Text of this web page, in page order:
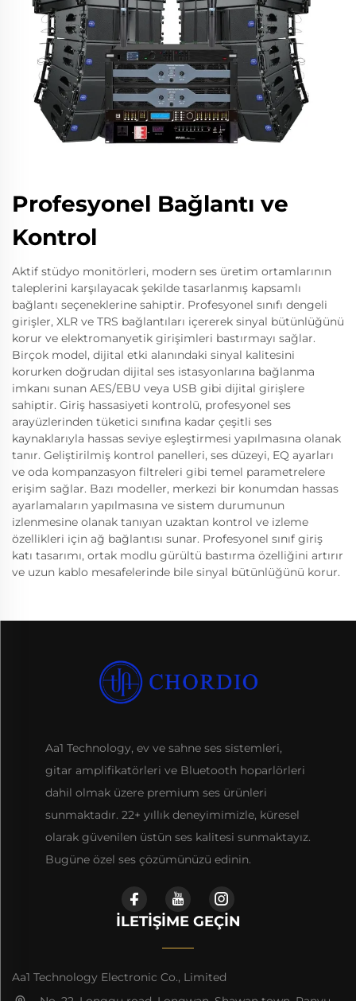
Profesyonel Bağlantı ve
Kontrol
Aktif stüdyo monitörleri, modern ses üretim ortamlarının
taleplerini karşılayacak şekilde tasarlanmış kapsamlı
bağlantı seçeneklerine sahiptir. Profesyonel sınıfı dengeli
girişler, XLR ve TRS bağlantıları içererek sinyal bütünlüğünü
korur ve elektromanyetik girişimleri bastırmayı sağlar.
Birçok model, dijital etki alanındaki sinyal kalitesini
korurken doğrudan dijital ses istasyonlarına bağlanma
imkanı sunan AES/EBU veya USB gibi dijital girişlere
sahiptir. Giriş hassasiyeti kontrolü, profesyonel ses
arayüzlerinden tüketici sınıfına kadar çeşitli ses
kaynaklarıyla hassas seviye eşleştirmesi yapılmasına olanak
tanır. Geliştirilmiş kontrol panelleri, ses düzeyi, EQ ayarları
ve oda kompanzasyon filtreleri gibi temel parametrelere
erişim sağlar. Bazı modeller, merkezi bir konumdan hassas
ayarlamaların yapılmasına ve sistem durumunun
izlenmesine olanak tanıyan uzaktan kontrol ve izleme
özellikleri için ağ bağlantısı sunar. Profesyonel sınıf giriş
katı tasarımı, ortak modlu gürültü bastırma özelliğini artırır
ve uzun kablo mesafelerinde bile sinyal bütünlüğünü korur.
Aa1 Technology, ev ve sahne ses sistemleri,
gitar amplifikatörleri ve Bluetooth hoparlörleri
dahil olmak üzere premium ses ürünleri
sunmaktadır. 22+ yıllık deneyimimizle, küresel
olarak güvenilen üstün ses kalitesi sunmaktayız.
Bugüne özel ses çözümünüzü edinin.
İLETIŞIME GEÇIN
Aa1 Technology Electronic Co., Limited